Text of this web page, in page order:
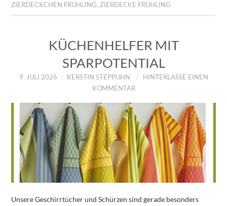
ZIERDECKCHEN FRÜHLING, ZIERDECKE FRÜHLING
KÜCHENHELFER MIT
SPARPOTENTIAL
9. JULI 2026 KERSTIN STEPPUHN
HINTERLASSE EINEN
KOMMENTAR
Unsere Geschirrtücher und Schürzen sind gerade besonders